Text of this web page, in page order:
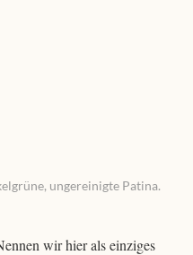
ungereinigte Patina.
wir hier als einziges